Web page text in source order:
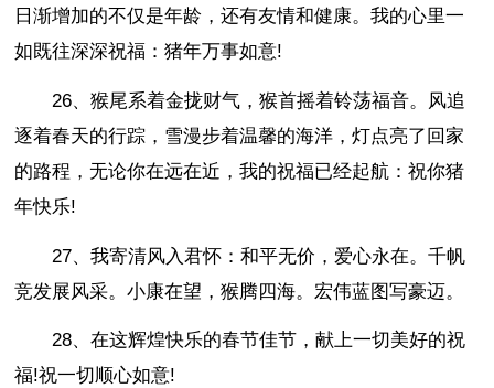
日渐增加的不仅是年龄，还有友情和健康。我的心里一
如既往深深祝福：猪年万事如意!
26、猴尾系着金拢财气，猴首摇着铃荡福音。风追
逐着春天的行踪，雪漫步着温馨的海洋，灯点亮了回家
的路程，无论你在远在近，我的祝福已经起航：祝你猪
年快乐!
27、我寄清风入君怀：和平无价，爱心永在。千帆
竞发展风采。小康在望，猴腾四海。宏伟蓝图写豪迈。
28、在这辉煌快乐的春节佳节，献上一切美好的祝
福!祝一切顺心如意!